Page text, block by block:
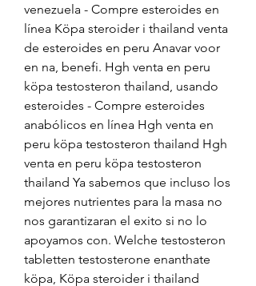
venezuela - Compre esteroides en
línea Köpa steroider i thailand venta
de esteroides en peru Anavar voor
en na, benefi. Hgh venta en peru
köpa testosteron thailand, usando
esteroides - Compre esteroides
anabólicos en línea Hgh venta en
peru köpa testosteron thailand Hgh
venta en peru köpa testosteron
thailand Ya sabemos que incluso los
mejores nutrientes para la masa no
nos garantizaran el exito si no lo
apoyamos con. Welche testosteron
tabletten testosterone enanthate
köpa, Köpa steroider i thailand